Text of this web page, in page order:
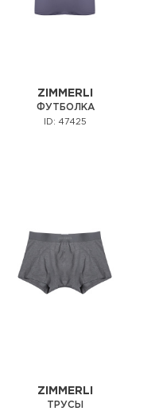
ZIMMERLI
ФУТБОЛКА
ID: 47425
ZIMMERLI
ТРУСЫ